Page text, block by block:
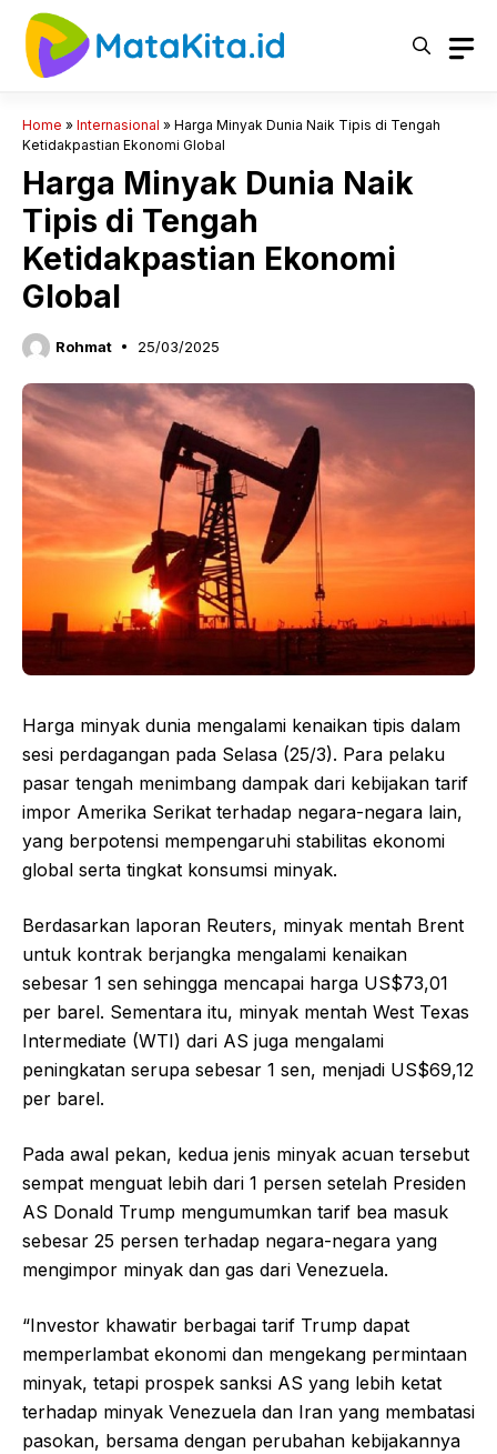
Langsung
Home » Internasional » Harga Minyak Dunia Naik Tipis di Tengah
Ketidakpastian Ekonomi Global
Harga Minyak Dunia Naik
Tipis di Tengah
Ketidakpastian Ekonomi
Global
Rohmat 25/03/2025
Harga minyak dunia mengalami kenaikan tipis dalam
sesi perdagangan pada Selasa (25/3). Para pelaku
pasar tengah menimbang dampak dari kebijakan tarif
impor Amerika Serikat terhadap negara-negara lain,
yang berpotensi mempengaruhi stabilitas ekonomi
global serta tingkat konsumsi minyak.
Berdasarkan laporan Reuters, minyak mentah Brent
untuk kontrak berjangka mengalami kenaikan
sebesar 1 sen sehingga mencapai harga US$73,01
per barel. Sementara itu, minyak mentah West Texas
Intermediate (WTI) dari AS juga mengalami
peningkatan serupa sebesar 1 sen, menjadi US$69,12
per barel.
Pada awal pekan, kedua jenis minyak acuan tersebut
sempat menguat lebih dari 1 persen setelah Presiden
AS Donald Trump mengumumkan tarif bea masuk
sebesar 25 persen terhadap negara-negara yang
mengimpor minyak dan gas dari Venezuela.
“Investor khawatir berbagai tarif Trump dapat
memperlambat ekonomi dan mengekang permintaan
minyak, tetapi prospek sanksi AS yang lebih ketat
terhadap minyak Venezuela dan Iran yang membatasi
pasokan, bersama dengan perubahan kebijakannya